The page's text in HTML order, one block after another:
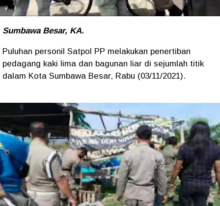
Sumbawa Besar, KA.
Puluhan personil Satpol PP melakukan penertiban
pedagang kaki lima dan bagunan liar di sejumlah titik
dalam Kota Sumbawa Besar, Rabu (03/11/2021).